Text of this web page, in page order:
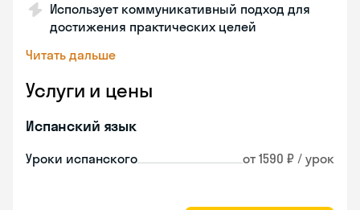
Использует коммуникативный подход для
достижения практических целей
Читать дальше
Услуги и цены
Испанский язык
Уроки испанского от 1590 ₽ / урок